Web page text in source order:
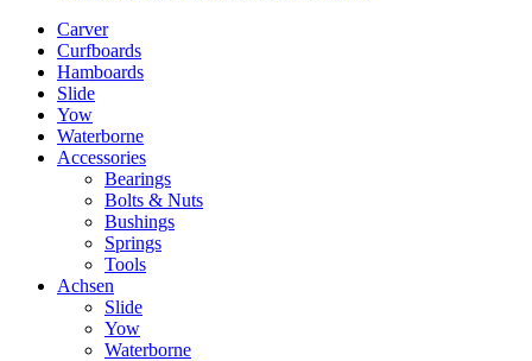
Carver
Curfboards
Hamboards
Slide
Yow
Waterborne
Accessories
Bearings
Bolts & Nuts
Bushings
Springs
Tools
Achsen
Slide
Yow
Waterborne